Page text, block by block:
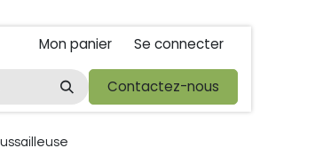
Mon panier Se connecter
Droit de rétractations
Contactez-nous